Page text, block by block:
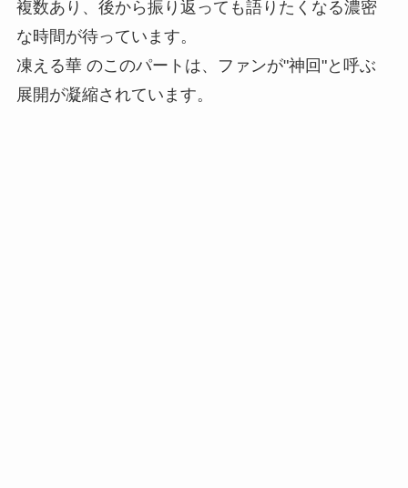
複数あり、後から振り返っても語りたくなる濃密
な時間が待っています。
凍える華 のこのパートは、ファンが"神回"と呼ぶ
展開が凝縮されています。